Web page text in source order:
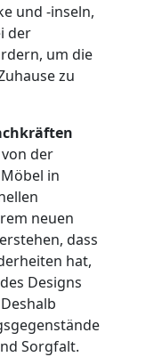
und -inseln,
der
um die
zu
der
in
neuen
dass
hat,
Designs
Sorgfalt.